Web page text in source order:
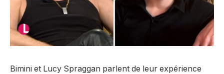
Bimini et Lucy Spraggan parlent de leur expérience